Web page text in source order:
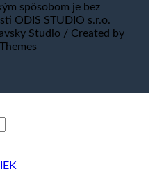
spôsobom je bez
ODIS STUDIO s.r.o.
Studio / Created by